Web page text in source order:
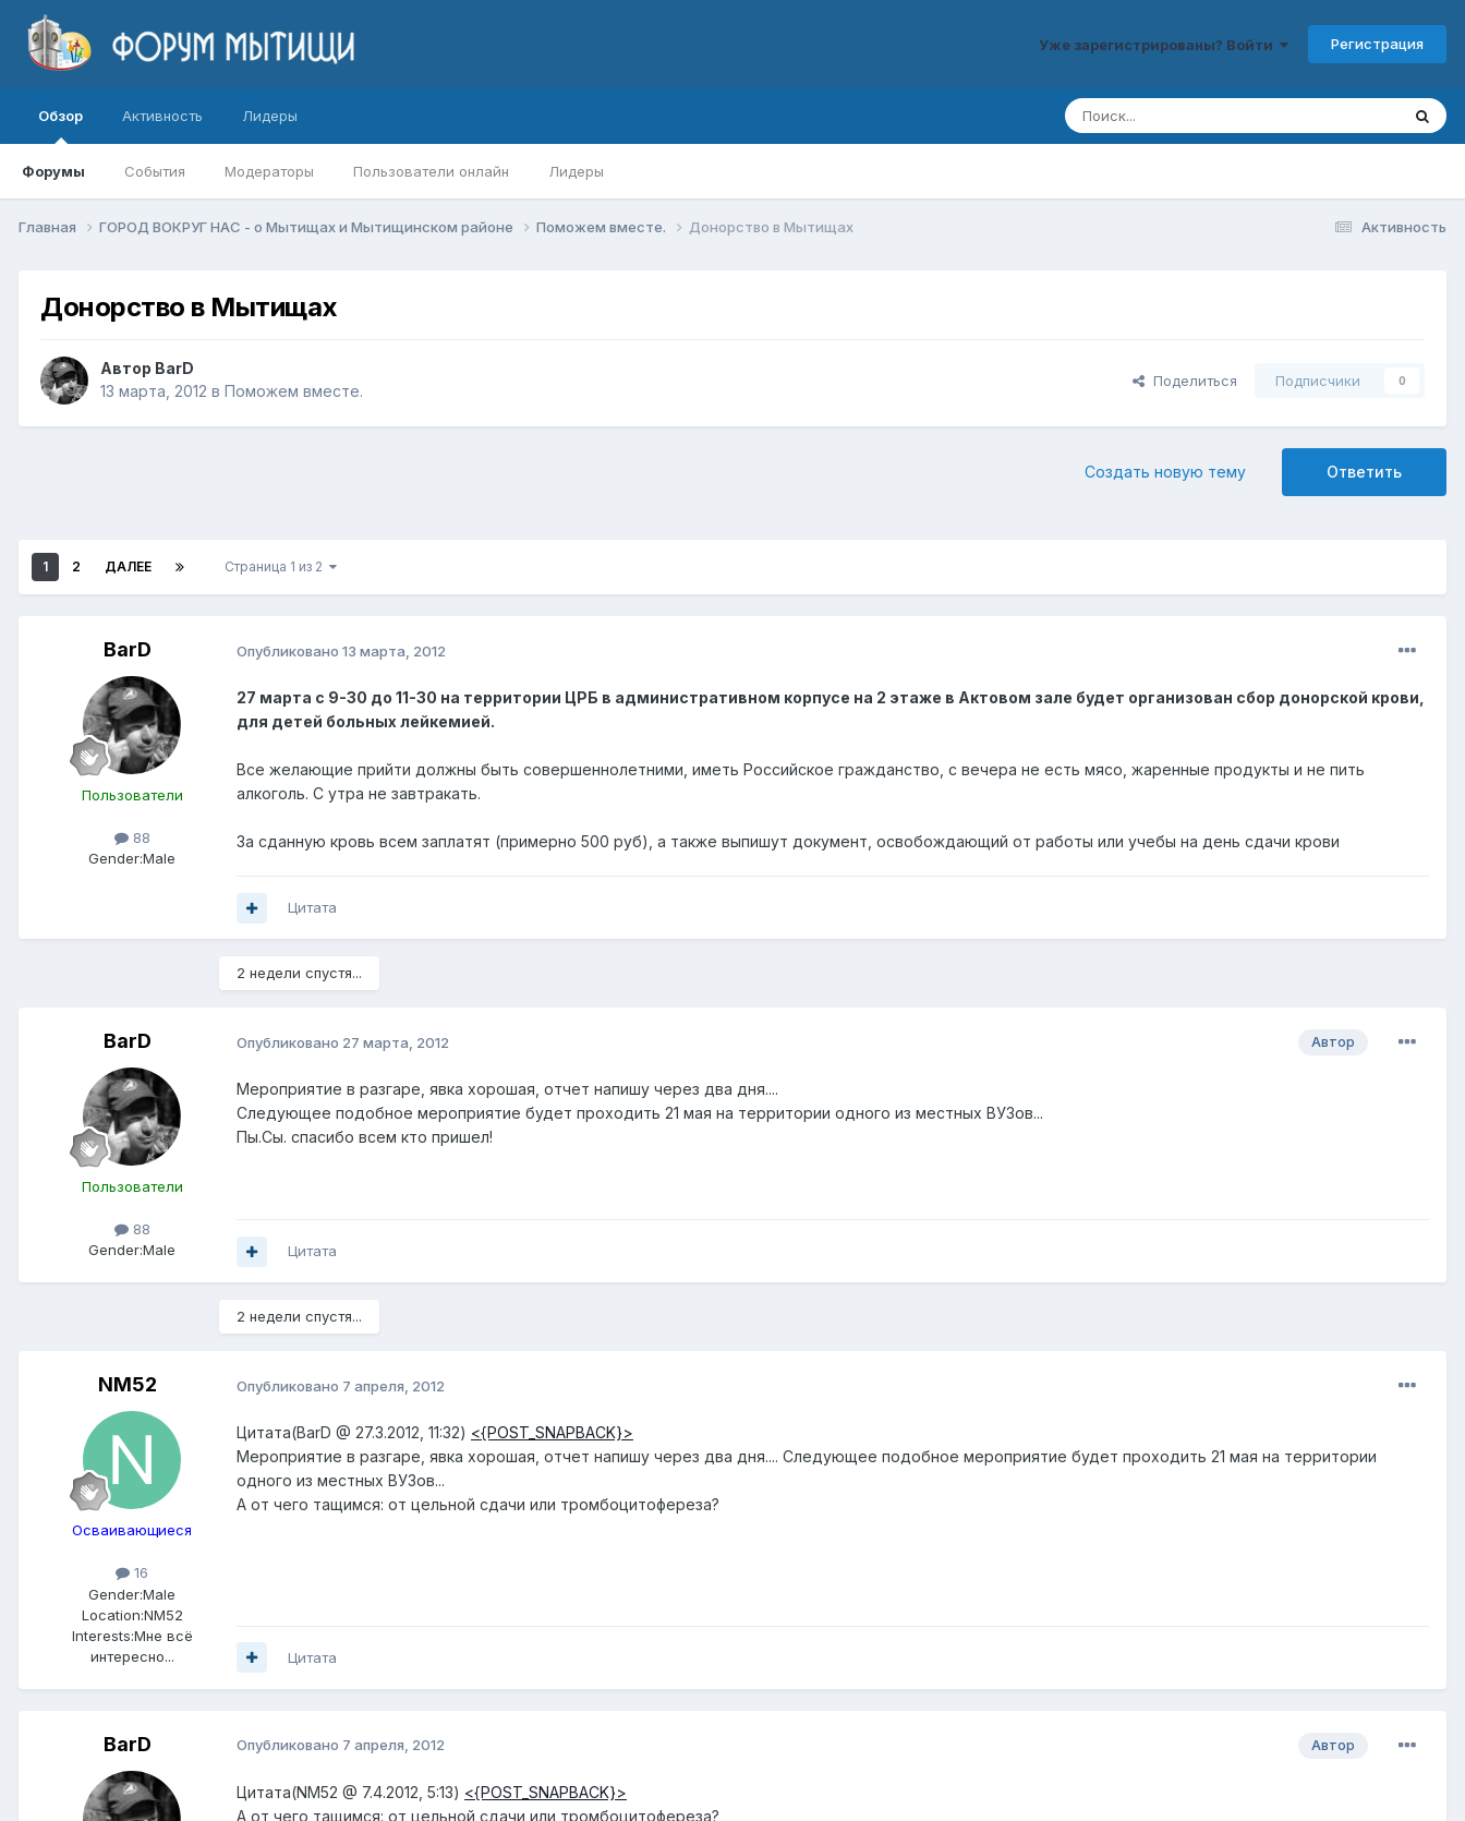
Уже зарегистрированы? Войти Регистрация
Обзор
Форумы События Модераторы Пользователи онлайн Лидеры
Активность Лидеры
Активность
Главная ГОРОД ВОКРУГ НАС - о Мытищах и Мытищинском районе Поможем вместе. Донорство в Мытищах
Донорство в Мытищах
Автор BarD
13 марта, 2012 в Поможем вместе.
Поделиться Подписчики 0
Ответить
Создать новую тему
1 2 ДАЛЕЕ Страница 1 из 2
BarD
Пользователи
88
Gender:Male
Опубликовано 13 марта, 2012
27 марта с 9-30 до 11-30 на территории ЦРБ в административном корпусе на 2 этаже в Актовом зале будет организован сбор донорской крови,
для детей больных лейкемией.
Все желающие прийти должны быть совершеннолетними, иметь Российское гражданство, с вечера не есть мясо, жаренные продукты и не пить
алкоголь. С утра не завтракать.
За сданную кровь всем заплатят (примерно 500 руб), а также выпишут документ, освобождающий от работы или учебы на день сдачи крови
Цитата
2 недели спустя...
BarD
Пользователи
88
Gender:Male
Автор
Опубликовано 27 марта, 2012
Мероприятие в разгаре, явка хорошая, отчет напишу через два дня....
Следующее подобное мероприятие будет проходить 21 мая на территории одного из местных ВУЗов...
Пы.Сы. спасибо всем кто пришел!
Цитата
2 недели спустя...
NM52
Осваивающиеся
16
Gender:Male
Location:NM52
Interests:Мне всё
интересно...
Опубликовано 7 апреля, 2012
Цитата(BarD @ 27.3.2012, 11:32) <{POST_SNAPBACK}>
Мероприятие в разгаре, явка хорошая, отчет напишу через два дня.... Следующее подобное мероприятие будет проходить 21 мая на территории
одного из местных ВУЗов...
А от чего тащимся: от цельной сдачи или тромбоцитофереза?
Цитата
BarD Автор
Опубликовано 7 апреля, 2012
Цитата(NM52 @ 7.4.2012, 5:13) <{POST_SNAPBACK}>
А от чего тащимся: от цельной сдачи или тромбоцитофереза?